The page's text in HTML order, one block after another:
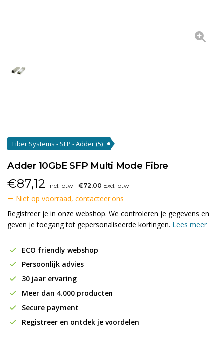
Fiber Systems - SFP - Adder(5)
Adder 10GbE SFP Multi Mode Fibre
€87,12 Incl. btw €72,00 Excl. btw
Niet op voorraad, contacteer ons
Registreer je in onze webshop. We controleren je gegevens en
geven je toegang tot gepersonaliseerde kortingen. Lees meer
ECO friendly webshop
Persoonlijk advies
30 jaar ervaring
Meer dan 4.000 producten
Secure payment
Registreer en ontdek je voordelen